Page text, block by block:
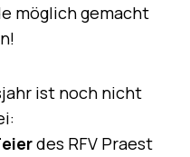
möglich gemacht
ist noch nicht
des RFV Praest